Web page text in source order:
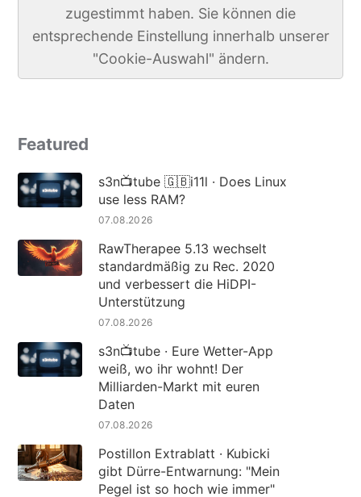
zugestimmt haben. Sie können die
entsprechende Einstellung innerhalb unserer
"Cookie-Auswahl" ändern.
Featured
s3n📺tube 🇬🇧i11l · Does Linux
use less RAM?
07.08.2026
RawTherapee 5.13 wechselt
standardmäßig zu Rec. 2020
und verbessert die HiDPI-
Unterstützung
07.08.2026
s3n📺tube · Eure Wetter-App
weiß, wo ihr wohnt! Der
Milliarden-Markt mit euren
Daten
07.08.2026
Postillon Extrablatt · Kubicki
gibt Dürre-Entwarnung: "Mein
Pegel ist so hoch wie immer"